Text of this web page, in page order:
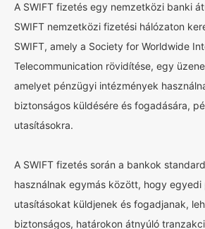
A SWIFT fizetés egy nemzetközi banki
SWIFT nemzetközi fizetési hálózaton
SWIFT, amely a Society for Worldwide
Telecommunication rövidítése, egy
amelyet pénzügyi intézmények
biztonságos küldésére és fogadására,
utasításokra.
A SWIFT fizetés során a bankok
használnak egymás között, hogy egyedi
utasításokat küldjenek és fogadjanak,
biztonságos, határokon átnyúló